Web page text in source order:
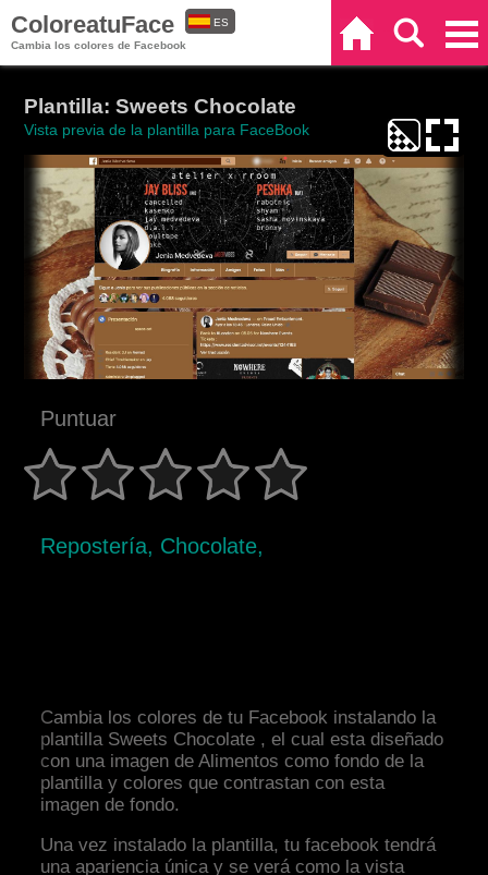
ColoreatuFace
Cambia los colores de Facebook
ES
Plantilla: Sweets Chocolate
Vista previa de la plantilla para FaceBook
Puntuar
Repostería, Chocolate,
Cambia los colores de tu Facebook instalando la
plantilla Sweets Chocolate , el cual esta diseñado
con una imagen de Alimentos como fondo de la
plantilla y colores que contrastan con esta
imagen de fondo.
Una vez instalado la plantilla, tu facebook tendrá
una apariencia única y se verá como la vista